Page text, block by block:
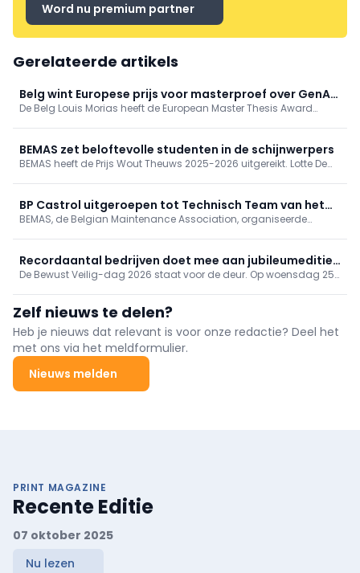
Word nu premium partner
Gerelateerde artikels
Belg wint Europese prijs voor masterproef over GenAI
in onderhoud
De Belg Louis Morias heeft de European Master Thesis Award
EuroMaintenance in Zweden geselecteerd als Europese laureaat.
BEMAS zet beloftevolle studenten in de schijnwerpers
BEMAS heeft de Prijs Wout Theuws 2025-2026 uitgereikt. Lotte De
BP Castrol uitgeroepen tot Technisch Team van het
Jaar 2026
BEMAS, de Belgian Maintenance Association, organiseerde
uitgeroepen tot Technisch Team van het Jaar 2026.
Recordaantal bedrijven doet mee aan jubileumeditie
Bewust Veilig-dag
De Bewust Veilig-dag 2026 staat voor de deur. Op woensdag 25
De teller van het aantal deelnemers staat op bijna 1100 bedrijven.
Zelf nieuws te delen?
Heb je nieuws dat relevant is voor onze redactie? Deel het
met ons via het meldformulier.
Nieuws melden
PRINT MAGAZINE
Recente Editie
07 oktober 2025
Nu lezen